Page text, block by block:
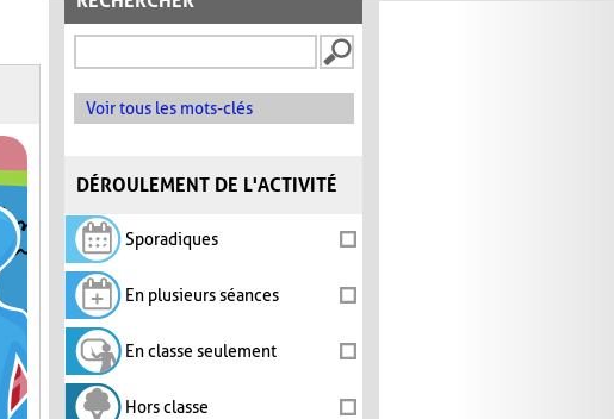
Voir tous les mots-clés
DÉROULEMENT DE L'ACTIVITÉ
Sporadiques
En plusieurs séances
En classe seulement
Hors classe